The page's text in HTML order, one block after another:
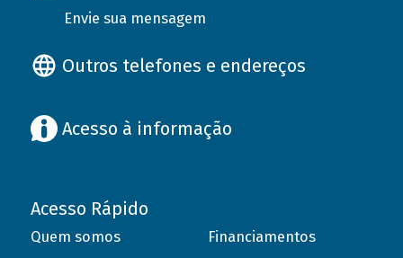
Envie sua mensagem
Outros telefones e endereços
Acesso à informação
Acesso Rápido
Quem somos
Financiamentos